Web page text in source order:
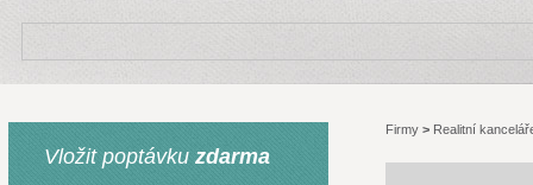
Vložit poptávku zdarma
Firmy > Realitní